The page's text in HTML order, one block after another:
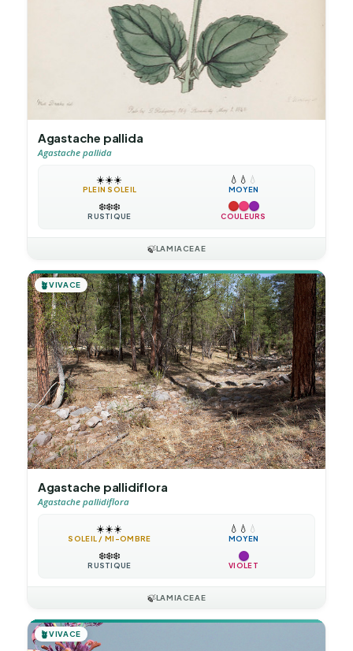
Agastache pallida
Agastache pallida
☀️☀️☀️
PLEIN SOLEIL
💧 💧 💧
MOYEN
❄️❄️❄️
RUSTIQUE COULEURS
🍃LAMIACEAE
🪴VIVACE
Agastache pallidiflora
Agastache pallidiflora
☀️☀️☀️
SOLEIL / MI-OMBRE
💧 💧 💧
MOYEN
❄️❄️❄️
RUSTIQUE VIOLET
🍃LAMIACEAE
🪴VIVACE